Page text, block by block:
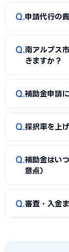
択後の実績報告
集中しながら採
A
国の「もの
投資補助金」に
活用できます。
制度」「国の主
Q 申請代行の
A
一般的に「
の10〜15%程
約前に見積もり
では南アルプス
Q 南アルプス
きますか？
A
同一経費へ
金）」のように
を活用できるケ
Q 補助金申請
A
一般的に、
類（賃上げ表明
ます。申請代行
し、差し戻しに
Q 採択率を上
A
①公募要領の
決策・効果を
ルプス市の地域
く評価されます
Q 補助金はい
意点）
A
補助金は原
Q 審査・入金
決定・事業実施